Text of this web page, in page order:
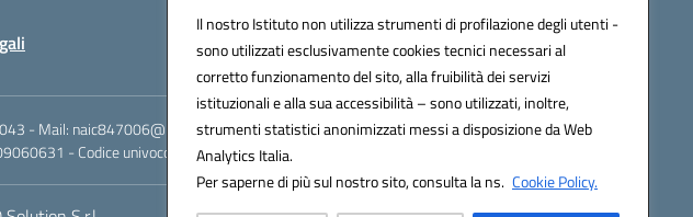
Il nostro Istituto non utilizza strumenti di profilazione degli utenti -
sono utilizzati esclusivamente cookies tecnici necessari al
corretto funzionamento del sito, alla fruibilità dei servizi
istituzionali e alla sua accessibilità – sono utilizzati, inoltre,
strumenti statistici anonimizzati messi a disposizione da Web
Analytics Italia.
Per saperne di più sul nostro sito, consulta la ns. Cookie Policy.
Seguici su:
- Mail: naic847006@istruzione.it - PEC: naic847006@pec.istruzione.it
- Codice univoco fatturazione elettronica (CUF): UFUAUC